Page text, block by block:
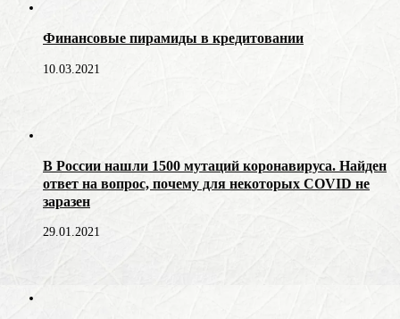
Финансовые пирамиды в кредитовании
10.03.2021
В России нашли 1500 мутаций коронавируса. Найден
ответ на вопрос, почему для некоторых COVID не
заразен
29.01.2021